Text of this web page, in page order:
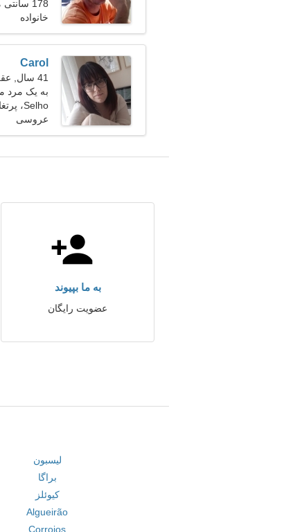
هستم
178 سانتی متر (5'11")، 80 کیلوگرم (176 پوند)
خانواده
Carol
41 سال, عقرب
به یک مرد
Selho، پرتغال
عروسی
به ما بپیوند
عضویت رایگان
لیسبون
براگا
کیوئلز
Algueirão
Corroios